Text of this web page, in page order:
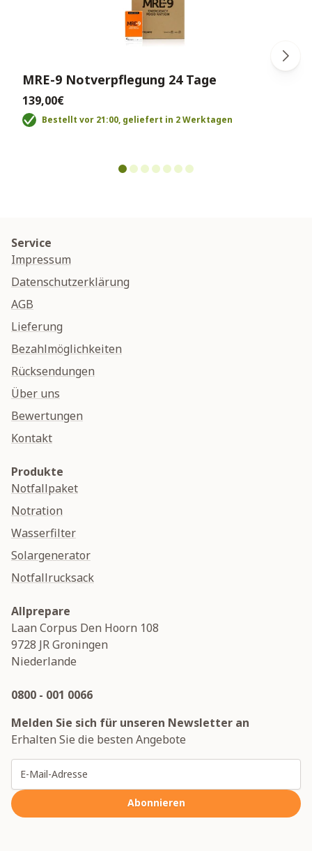
MRE-9 Notverpflegung 24 Tage
139,00€
Bestellt vor 21:00, geliefert in 2 Werktagen
Service
Impressum
Datenschutzerklärung
AGB
Lieferung
Bezahlmöglichkeiten
Rücksendungen
Über uns
Bewertungen
Kontakt
Produkte
Notfallpaket
Notration
Wasserfilter
Solargenerator
Notfallrucksack
Allprepare
Laan Corpus Den Hoorn 108
9728 JRGroningen
Niederlande
0800 - 001 0066
Melden Sie sich für unseren Newsletter an
Erhalten Sie die besten Angebote
Abonnieren